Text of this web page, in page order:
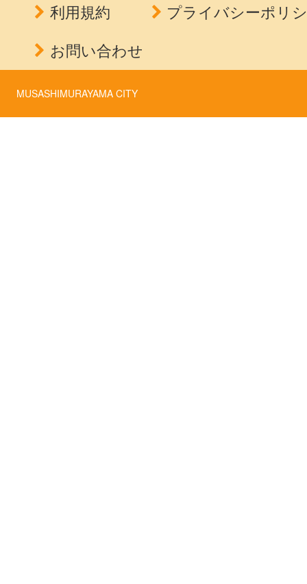
利用規約
プライバシーポリ
お問い合わせ
MUSASHIMURAYAMA CITY